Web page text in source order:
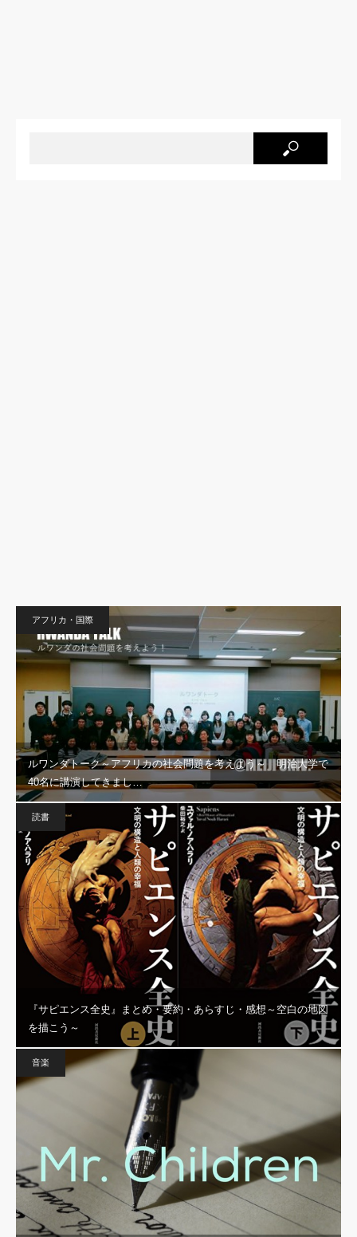
アフリカ・国際
ルワンダトーク～アフリカの社会問題を考えよう～ 明治大学で
40名に講演してきまし…
読書
『サピエンス全史』まとめ・要約・あらすじ・感想～空白の地図
を描こう～
音楽